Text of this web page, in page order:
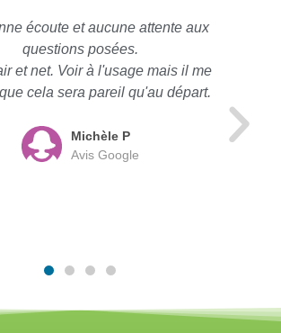
écoute et aucune attente aux
questions posées.
et net. Voir à l'usage mais il me
cela sera pareil qu'au départ.
Michèle P
Avis Google